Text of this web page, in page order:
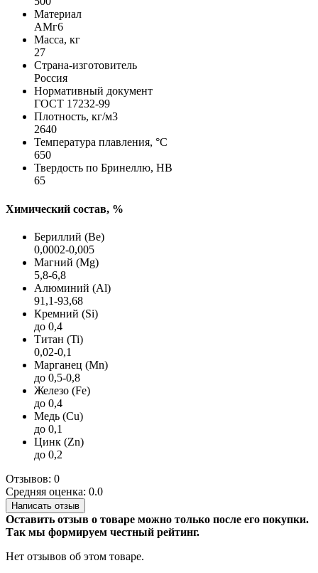
Материал
АМг6
Масса, кг
27
Страна-изготовитель
Россия
Нормативный документ
ГОСТ 17232-99
Плотность, кг/м3
2640
Температура плавления, °C
650
Твердость по Бринеллю, HB
65
Химический состав, %
Бериллий (Be)
0,0002-0,005
Магний (Mg)
5,8-6,8
Алюминий (Al)
91,1-93,68
Кремний (Si)
до 0,4
Титан (Ti)
0,02-0,1
Марганец (Mn)
до 0,5-0,8
Железо (Fe)
до 0,4
Медь (Cu)
до 0,1
Цинк (Zn)
до 0,2
Отзывов: 0
Средняя оценка: 0.0
Написать отзыв
Оставить отзыв о товаре можно только после его покупки.
Так мы формируем честный рейтинг.
Нет отзывов об этом товаре.